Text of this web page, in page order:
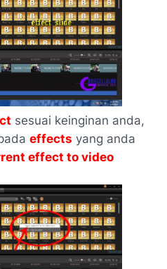
sesuai keinginan anda,
effects yang anda
effect to video